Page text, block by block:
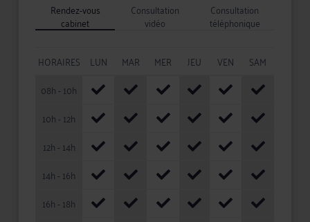
Rendez-vous
cabinet
Consultation
vidéo
Consultation
téléphonique
HORAIRES LUN MAR MER JEU VEN
SAM
08h - 10h
10h - 12h
12h - 14h
14h - 16h
16h - 18h